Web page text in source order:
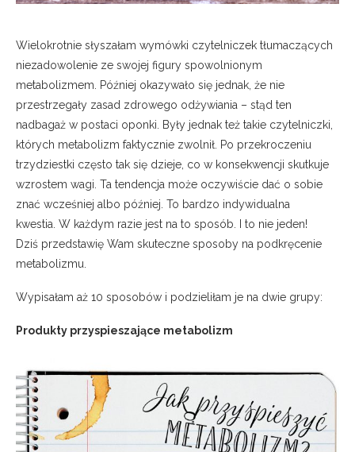
Wielokrotnie słyszałam wymówki czytelniczek tłumaczących
niezadowolenie ze swojej figury spowolnionym
metabolizmem. Później okazywało się jednak, że nie
przestrzegały zasad zdrowego odżywiania – stąd ten
nadbagaż w postaci oponki. Były jednak też takie czytelniczki,
których metabolizm faktycznie zwolnił. Po przekroczeniu
trzydziestki często tak się dzieje, co w konsekwencji skutkuje
wzrostem wagi. Ta tendencja może oczywiście dać o sobie
znać wcześniej albo później. To bardzo indywidualna
kwestia. W każdym razie jest na to sposób. I to nie jeden!
Dziś przedstawię Wam skuteczne sposoby na podkręcenie
metabolizmu.
Wypisałam aż 10 sposobów i podzieliłam je na dwie grupy:
Produkty przyspieszające metabolizm